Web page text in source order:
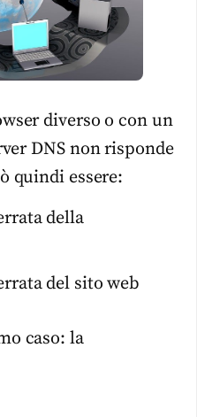
diverso o con un
DNS non risponde
quindi essere:
della
del sito web
caso: la